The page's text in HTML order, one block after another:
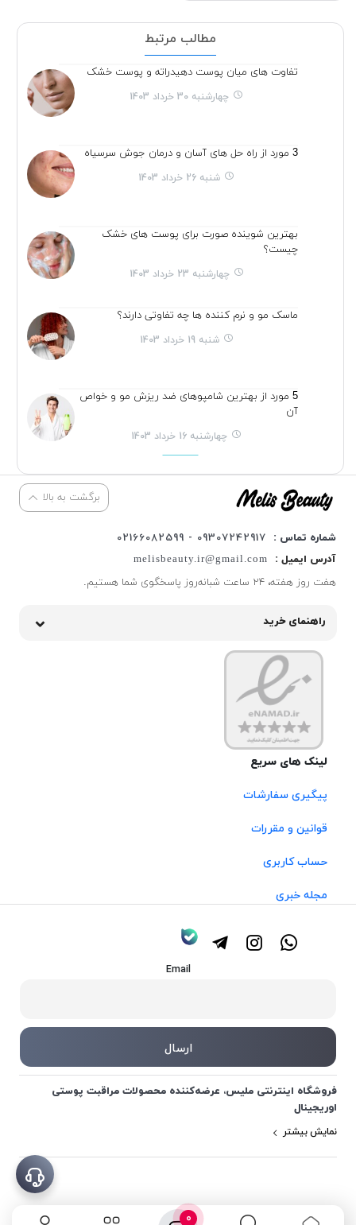
مطالب مرتبط
تفاوت های میان پوست دهیدراته و پوست خشک
چهارشنبه 30 خرداد 1403
3 مورد از راه حل های آسان و درمان جوش سرسیاه
شنبه 26 خرداد 1403
بهترین شوینده صورت برای پوست های خشک
چیست؟
چهارشنبه 23 خرداد 1403
ماسک مو و نرم کننده ها چه تفاوتی دارند؟
شنبه 19 خرداد 1403
5 مورد از بهترین شامپوهای ضد ریزش مو و خواص
آن
چهارشنبه 16 خرداد 1403
0
برگشت به بالا
شماره تماس :
09307242917 - 02166082599
آدرس ایمیل :
melisbeauty.ir@gmail.com
هفت روز هفته، ۲۴ ساعت شبانه‌روز پاسخگوی شما هستیم.
راهنمای خرید
لینک های سریع
پیگیری سفارشات
قوانین و مقررات
حساب کاربری
مجله خبری
Email
فروشگاه اینترنتی ملیس، عرضه‌کننده محصولات مراقبت پوستی
اوریجینال
نمایش بیشتر